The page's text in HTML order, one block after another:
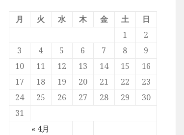
月 火 水 木 金 土 日
« 4月
1
2
3
4 5 6 7 8
9
10
11 12 13 14 15
16
17
18 19 20 21 22
23
24
25 26 27 28 29
30
31